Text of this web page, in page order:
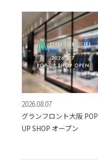
2026.08.07
グランフロント大阪 POP
UP SHOP オープン